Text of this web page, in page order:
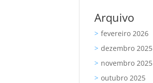
Arquivo
fevereiro 2026
dezembro 2025
novembro 2025
outubro 2025